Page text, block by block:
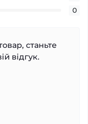
0
станьте
відгук.